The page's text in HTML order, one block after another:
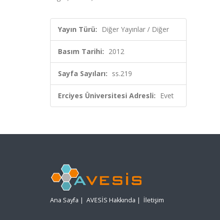
Yayın Türü: Diğer Yayınlar / Diğer
Basım Tarihi: 2012
Sayfa Sayıları: ss.219
Erciyes Üniversitesi Adresli: Evet
Ana Sayfa | AVESİS Hakkında | İletişim